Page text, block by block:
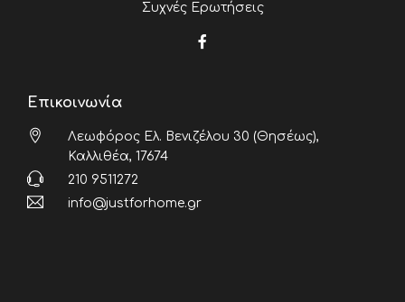
Συχνές Ερωτήσεις
Επικοινωνία
Λεωφόρος Ελ. Βενιζέλου 30 (Θησέως),
Καλλιθέα, 17674
210 9511272
info@justforhome.gr